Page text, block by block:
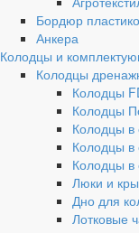
Бордюр
Анкера
Колодцы и
Колодцы
Колодцы
Колодцы
Колодцы в
Колодцы в
Колодцы в
Люки и
Дно для
Лотковые